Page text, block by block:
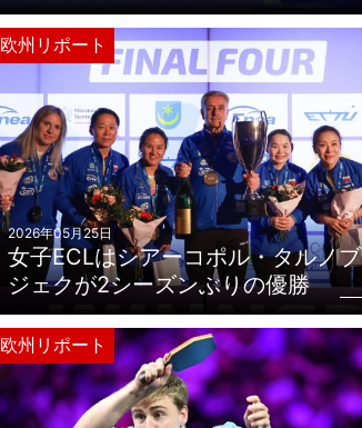
欧州リポート
2026年05月25日
女子ECLはシアーコポル・タルノブ
ジェクが2シーズンぶりの優勝
欧州リポート